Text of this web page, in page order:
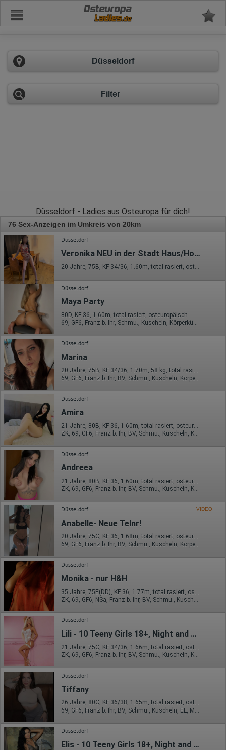
Osteuropa
Düsseldorf
Filter
Düsseldorf - Ladies aus Osteuropa für dich!
76 Sex-Anzeigen im Umkreis von 20km
Düsseldorf
Veronika NEU in der Stadt Haus/Hotelbesuch/ Büro
20 Jahre, 75B, KF 34/36, 1.60m, total rasiert, osteuropäisch
Düsseldorf
Maya Party
80D, KF 36, 1.60m, total rasiert, osteuropäisch
69, GF6, Franz b. Ihr, Schmu., Kuscheln, Körperküs., KBp, EL
Düsseldorf
Marina
20 Jahre, 75B, KF 34/36, 1.70m, 58 kg, total rasiert, osteuropäisch
Düsseldorf
Amira
ZK, 69, GF6, Franz b. Ihr, BV, Schmu., Kuscheln, Körperküs.
Düsseldorf
Andreea
21 Jahre, 80B, KF 36, 1.60m, total rasiert, osteuropäisch
ZK, 69, GF6, Franz b. Ihr, BV, Schmu., Kuscheln, Körperküs.
Düsseldorf VIDEO
Anabelle- Neue Telnr!
20 Jahre, 75C, KF 36, 1.68m, total rasiert, osteuropäisch
Düsseldorf
Monika - nur H&H
ZK, 69, GF6, NSa, Franz b. Ihr, BV, Schmu., Kuscheln
Düsseldorf
Lili - 10 Teeny Girls 18+, Night and Day
21 Jahre, 75C, KF 34/36, 1.66m, total rasiert, osteuropäisch
ZK, 69, GF6, Franz b. Ihr, BV, Schmu., Kuscheln, Körperküs.
Düsseldorf
Tiffany
26 Jahre, 80C, KF 36/38, 1.65m, total rasiert, osteuropäisch
Düsseldorf
Elis - 10 Teeny Girls 18+, Night and Day